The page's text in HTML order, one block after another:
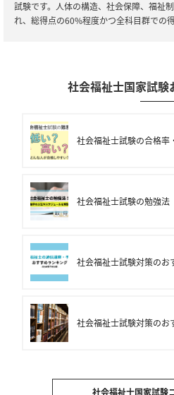
試験です。人体の構造、社会保障、福祉
れ、総得点の60%程度かつ全科目群での
社会福祉士国家試験
社会福祉士試験の合格率
社会福祉士試験の勉強法
社会福祉士試験対策のお
社会福祉士試験対策のお
社会福祉士国家試験